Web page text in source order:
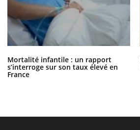
Mortalité infantile : un rapport
s’interroge sur son taux élevé en
France